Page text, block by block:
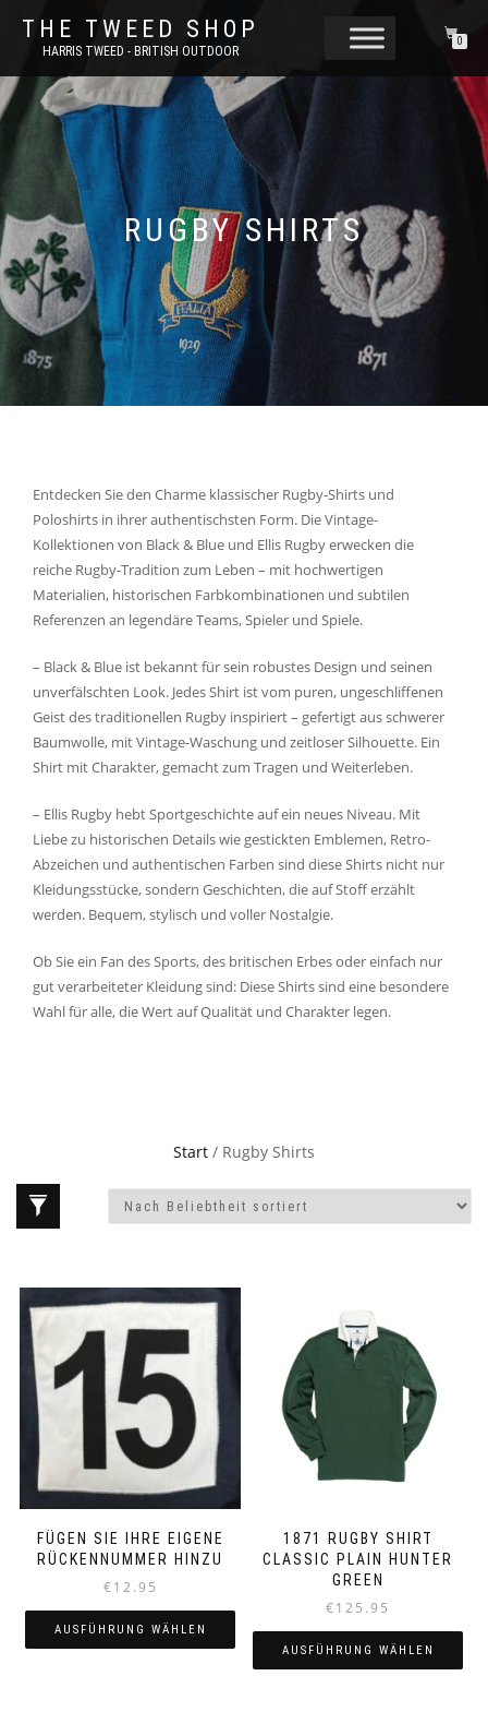
THE TWEED SHOP
HARRIS TWEED - BRITISH OUTDOOR
0
RUGBY SHIRTS
Entdecken Sie den Charme klassischer Rugby-Shirts und
Poloshirts in ihrer authentischsten Form. Die Vintage-
Kollektionen von Black & Blue und Ellis Rugby erwecken die
reiche Rugby-Tradition zum Leben – mit hochwertigen
Materialien, historischen Farbkombinationen und subtilen
Referenzen an legendäre Teams, Spieler und Spiele.
– Black & Blue ist bekannt für sein robustes Design und seinen
unverfälschten Look. Jedes Shirt ist vom puren, ungeschliffenen
Geist des traditionellen Rugby inspiriert – gefertigt aus schwerer
Baumwolle, mit Vintage-Waschung und zeitloser Silhouette. Ein
Shirt mit Charakter, gemacht zum Tragen und Weiterleben.
– Ellis Rugby hebt Sportgeschichte auf ein neues Niveau. Mit
Liebe zu historischen Details wie gestickten Emblemen, Retro-
Abzeichen und authentischen Farben sind diese Shirts nicht nur
Kleidungsstücke, sondern Geschichten, die auf Stoff erzählt
werden. Bequem, stylisch und voller Nostalgie.
Ob Sie ein Fan des Sports, des britischen Erbes oder einfach nur
gut verarbeiteter Kleidung sind: Diese Shirts sind eine besondere
Wahl für alle, die Wert auf Qualität und Charakter legen.
Start / Rugby Shirts
FÜGEN SIE IHRE EIGENE
RÜCKENNUMMER HINZU
€12.95
AUSFÜHRUNG WÄHLEN
1871 RUGBY SHIRT
CLASSIC PLAIN HUNTER
GREEN
€125.95
AUSFÜHRUNG WÄHLEN